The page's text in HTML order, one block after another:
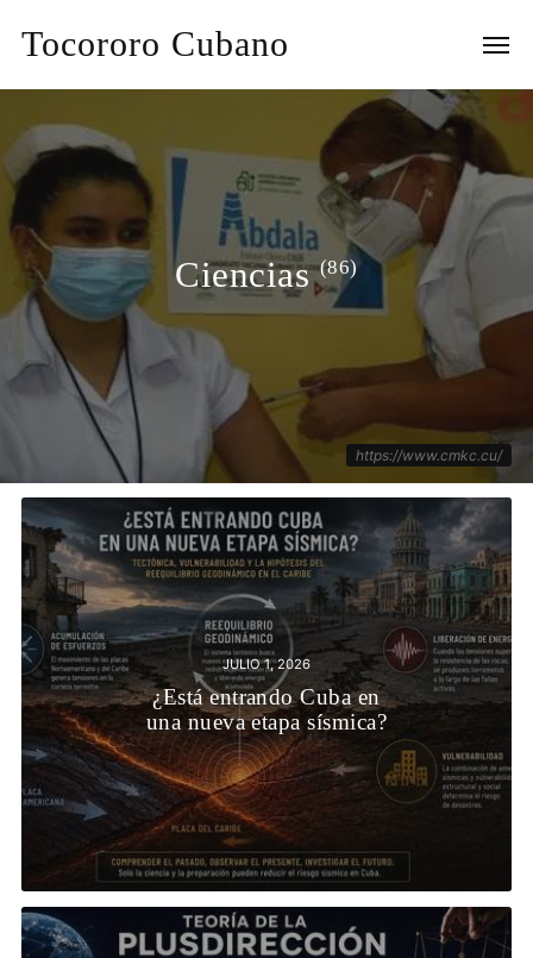
Tocororo Cubano
Ciencias(86)
https://www.cmkc.cu/
JULIO 1, 2026
¿Está entrando Cuba en
una nueva etapa sísmica?